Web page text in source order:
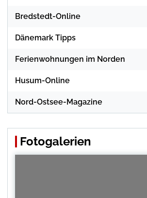
Bredstedt-Online
Dänemark Tipps
Ferienwohnungen im Norden
Husum-Online
Nord-Ostsee-Magazine
Fotogalerien